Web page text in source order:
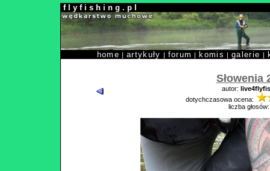
f l y f i s h i n g . p l
home |artykuły | forum | komis |galerie |
Słowenia
autor:
dotychczasowa ocena:
liczba